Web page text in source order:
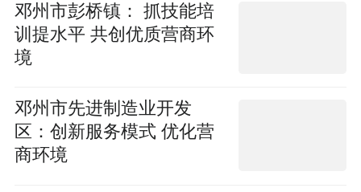
邓州市彭桥镇： 抓技能培
训提水平 共创优质营商环
境
邓州市先进制造业开发
区：创新服务模式 优化营
商环境